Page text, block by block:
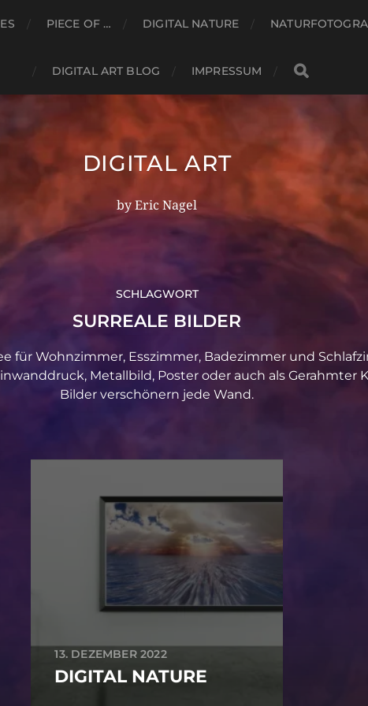
PIECE OF … DIGITAL NATURE
DIGITAL ART BLOG IMPRESSUM
DIGITAL ART
by Eric Nagel
SCHLAGWORT
SURREALE BILDER
für Wohnzimmer, Esszimmer, Badezimmer und
Metallbild, Poster oder auch als Gerahmter
Bilder verschönern jede Wand.
13. DEZEMBER 2022
DIGITAL NATURE